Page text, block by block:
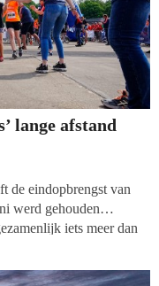
lange afstand
de eindopbrengst van
werd gehouden
iets meer dan